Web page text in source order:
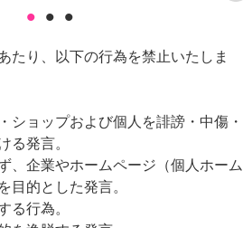
• • •
たり、以下の行為を禁止いたしま
ショップおよび個人を誹謗・中傷・
る発言。
、企業やホームページ（個人ホーム
目的とした発言。
る行為。